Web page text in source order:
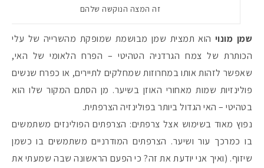
זה המצה הנוקשה שלהם
שמן מונוי הוא תמצית שמן מבושמת שמופקת מהשרייה של עלי
הכותרת של צמח הגרדניה הטהיטי – הפרח הלאומי של האי,
שאפשר לזהות אותו במחרוזות שמחלקים לתיירים, או כפרח שנשים
פולינזיות שמות מאחורי האוזן בשיער. מן הסתם המקור שלו הוא
בטהיטי – האי הגדול ביותר בפולינזיה הצרפתית.
נפוץ מאוד בשימוש אצל צרפתים: הצרפתים הפולינזים משתמשים
בו כמרכך עור ושיער. הצרפתים המודרניים משתמשים בו כשמן
שיזוף. (ואיך אני יודעת את זה? כי הפעם הראשונה שבה שמעתי את